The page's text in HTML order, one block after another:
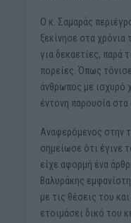
Ο κ. Σαμαράς
ξεκίνησε στα χρόνια
για δεκαετίες, παρά
πορείες. Όπως
άνθρωπος με ισχυρό
έντονη παρουσία
Αναφερόμενος στην
σημείωσε ότι έγινε
είχε αφορμή ένα
Βαλυράκης
με τις θέσεις του
ετοιμάσει δικό του